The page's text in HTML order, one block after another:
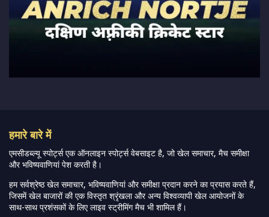
हमारे बारे में
एमसीडब्ल्यू स्पोर्ट्स एक ऑनलाइन स्पोर्ट्स वेबसाइट है, जो खेल समाचार, मैच समीक्षा
और भविष्यवाणियां पेश करती है।
हम सर्वश्रेष्ठ खेल समाचार, भविष्यवाणियां और समीक्षा प्रदान करने का प्रयास करते हैं,
जिसमें खेल बाजारों की एक विस्तृत श्रृंखला और अन्य विश्वव्यापी खेल आयोजनों के
साथ-साथ प्रशंसकों के लिए लाइव स्ट्रीमिंग मैच भी शामिल हैं।